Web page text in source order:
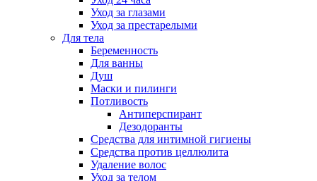
Уход за глазами
Уход за престарелыми
Для тела
Беременность
Для ванны
Душ
Маски и пилинги
Потливость
Антиперспирант
Дезодоранты
Средства для интимной гигиены
Средства против целлюлита
Удаление волос
Уход за телом